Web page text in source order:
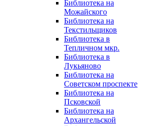
Библиотека на
Можайского
Библиотека на
Текстильщиков
Библиотека в
Тепличном мкр.
Библиотека в
Лукьяново
Библиотека на
Советском проспекте
Библиотека на
Псковской
Библиотека на
Архангельской